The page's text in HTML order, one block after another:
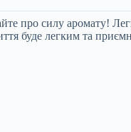
про силу аромату!
буде легким та